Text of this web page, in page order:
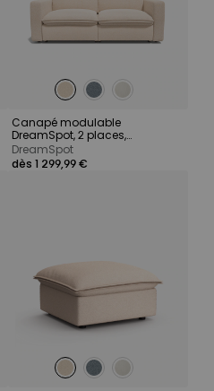
Canapé modulable
DreamSpot, 2 places,
dispositif électrique en option
DreamSpot
dès 1 299,99 €